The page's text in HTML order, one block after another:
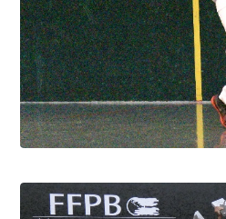
Pau cup, Portet en
6.8.2026